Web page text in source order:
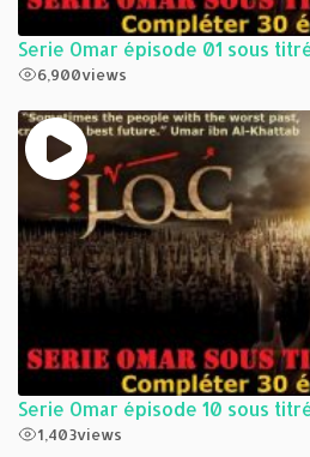
Serie Omar épisode 01 sous
6,900views
Serie Omar épisode 10 sous
1,403views